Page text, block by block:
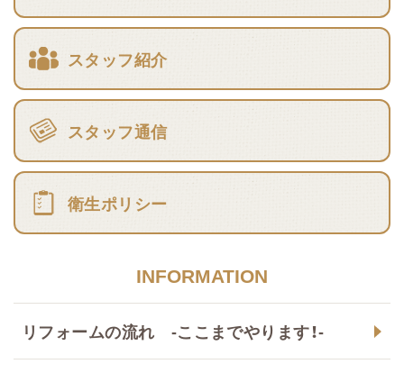
スタッフ紹介
スタッフ通信
衛生ポリシー
INFORMATION
リフォームの流れ -ここまでやります！-